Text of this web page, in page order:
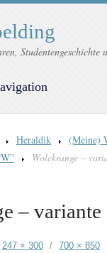
Studentengeschichte
Heraldik
(Meine)
Wolckrange –
– variante
247 × 300 / 700 × 850